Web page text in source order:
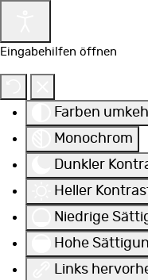
Eingabehilfen öffnen
Farben
Monochrom
Dunkler
Heller
Niedrige
Hohe
Links